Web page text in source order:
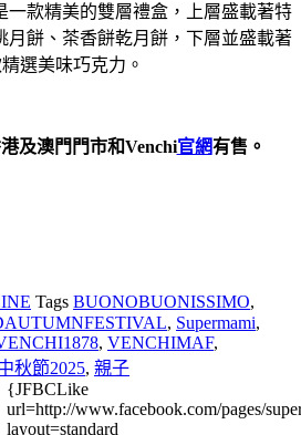
一款精美的雙層禮盒，上層盛載著特
月餅、茶香餅乾月餅，下層並盛載著
精選美味巧克力。
及澳門門市和Venchi官網有售。
Tags BUONOBUONISSIMO,
, Supermami,
, VENCHIMAF,
秋節2025, 親子
{JFBCLike
url=http://www.facebook.com/pages/
layout=standard